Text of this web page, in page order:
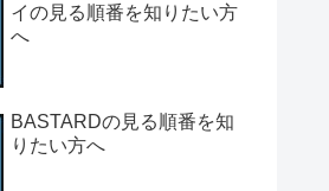
イの見る順番を知りたい方
へ
BASTARDの見る順番を知
りたい方へ